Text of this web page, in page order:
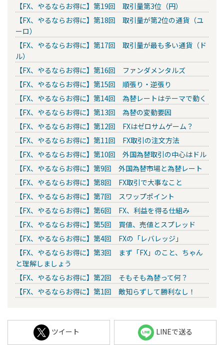
【FX、やるならお得に】第19回 取引量第3位（円）
【FX、やるならお得に】第18回 取引量が第2位の通貨（ユ
ーロ）
【FX、やるならお得に】第17回 取引量が最も多い通貨（ド
ル）
【FX、やるならお得に】第16回 ファンダメンタルズ
【FX、やるならお得に】第15回 順張り・逆張り
【FX、やるならお得に】第14回 為替レートはテーマで動く
【FX、やるならお得に】第13回 為替の変動要因
【FX、やるならお得に】第12回 FXはゼロサムゲーム？
【FX、やるならお得に】第11回 FX取引の注文方法
【FX、やるならお得に】第10回 外国為替取引の中心はドル
【FX、やるならお得に】第9回 外国為替市場と為替レート
【FX、やるならお得に】第8回 FX取引で大事なこと
【FX、やるならお得に】第7回 スワップポイント
【FX、やるならお得に】第6回 FX、利益を得る仕組み
【FX、やるならお得に】第5回 買値、売値とスプレッド
【FX、やるならお得に】第4回 FXの「レバレッジ」
【FX、やるならお得に】第3回 まず「FX」のこと、ちゃん
と理解しましょう
【FX、やるならお得に】第2回 そもそも為替って何？
【FX、やるならお得に】第1回 敵知らずして勝利なし！
ツイート LINEで送る